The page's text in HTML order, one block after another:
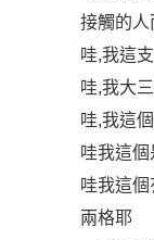
接觸的人
哇,我這
哇,我大
哇,我這
哇我這
哇我這
兩格耶